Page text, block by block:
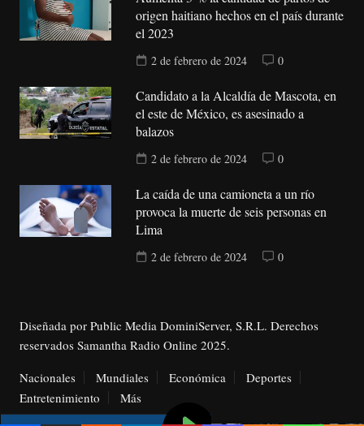
origen haitiano hechos en el país durante
el 2023
2 de febrero de 2024 0
Candidato a la Alcaldía de Mascota, en
el este de México, es asesinado a
balazos
2 de febrero de 2024 0
La caída de una camioneta a un río
provoca la muerte de seis personas en
Lima
2 de febrero de 2024 0
Diseñada por Public Media DominiServer, S.R.L. Derechos
reservados Samantha Radio Online 2025.
Nacionales
Mundiales Económica
Deportes
Entretenimiento
Más